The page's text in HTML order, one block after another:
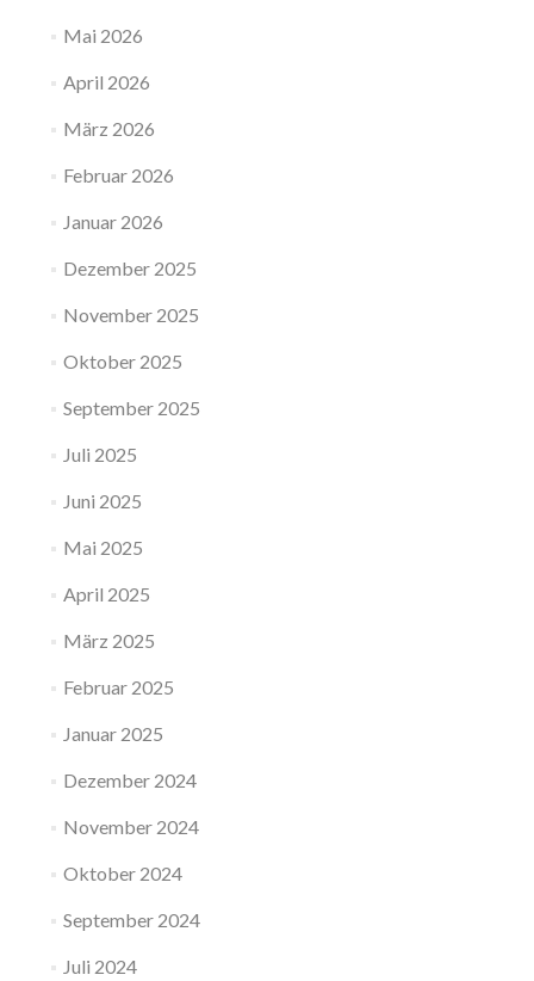
Mai 2026
April 2026
März 2026
Februar 2026
Januar 2026
Dezember 2025
November 2025
Oktober 2025
September 2025
Juli 2025
Juni 2025
Mai 2025
April 2025
März 2025
Februar 2025
Januar 2025
Dezember 2024
November 2024
Oktober 2024
September 2024
Juli 2024